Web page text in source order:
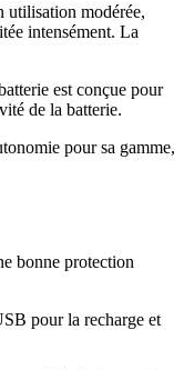
utilisation modérée,
intensément. La
est conçue pour
de la batterie.
pour sa gamme,
bonne protection
pour la recharge et